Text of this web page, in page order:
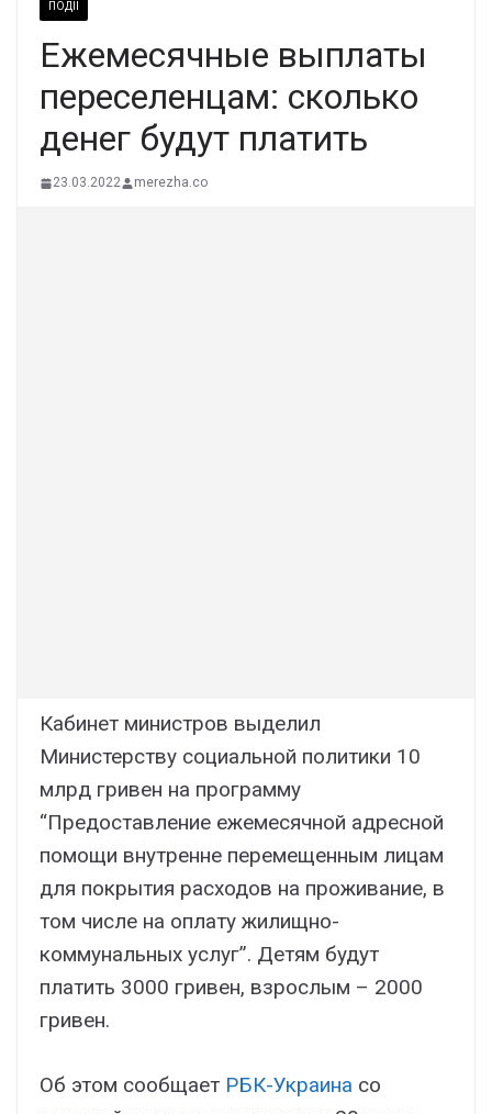
ПОДІЇ
Ежемесячные выплаты
переселенцам: сколько
денег будут платить
23.03.2022 merezha.co
Кабинет министров выделил
Министерству социальной политики 10
млрд гривен на программу
“Предоставление ежемесячной адресной
помощи внутренне перемещенным лицам
для покрытия расходов на проживание, в
том числе на оплату жилищно-
коммунальных услуг”. Детям будут
платить 3000 гривен, взрослым – 2000
гривен.
Об этом сообщает РБК-Украина со